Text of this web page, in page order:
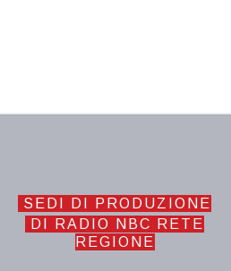
SEDI DI PRODUZIONE
DI RADIO NBC RETE
REGIONE